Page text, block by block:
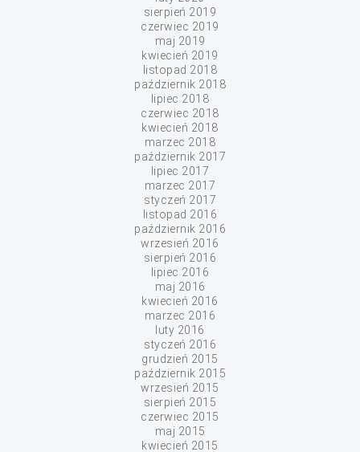
sierpień 2019
czerwiec 2019
maj 2019
kwiecień 2019
listopad 2018
październik 2018
lipiec 2018
czerwiec 2018
kwiecień 2018
marzec 2018
październik 2017
lipiec 2017
marzec 2017
styczeń 2017
listopad 2016
październik 2016
wrzesień 2016
sierpień 2016
lipiec 2016
maj 2016
kwiecień 2016
marzec 2016
luty 2016
styczeń 2016
grudzień 2015
październik 2015
wrzesień 2015
sierpień 2015
czerwiec 2015
maj 2015
kwiecień 2015